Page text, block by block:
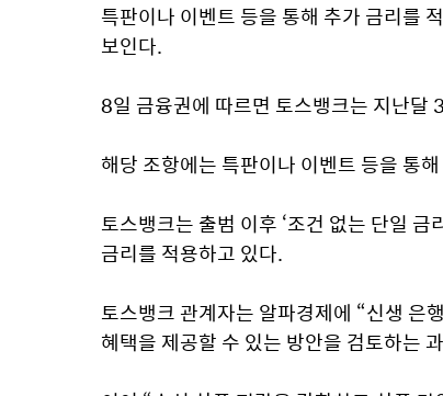
특판이나 이벤트 등을 통해 추가 금리를
보인다.
8일 금융권에 따르면 토스뱅크는 지난달
해당 조항에는 특판이나 이벤트 등을 통
토스뱅크는 출범 이후 ‘조건 없는 단일
금리를 적용하고 있다.
토스뱅크 관계자는 알파경제에 “신생 은
혜택을 제공할 수 있는 방안을 검토하는